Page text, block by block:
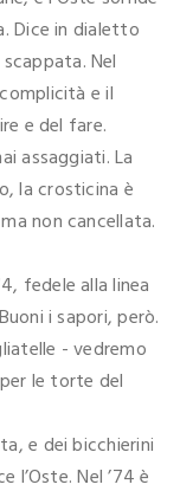
Dice in dialetto
scappata. Nel
e il
e del fare.
assaggiati. La
la crosticina è
non cancellata.
fedele alla linea
i sapori, però.
- vedremo
le torte del
e dei bicchierini
l’Oste. Nel ’74 è